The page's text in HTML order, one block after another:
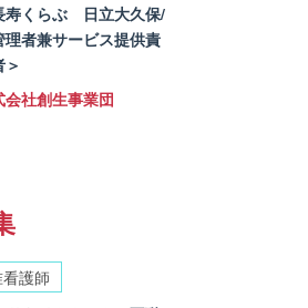
寿くらぶ 日立大久保/
理者兼サービス提供責
会社創生事業団
護師